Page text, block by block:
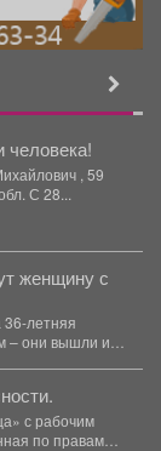
человека!
, 59
лет, г. #Белово , #Кемеровская обл. С 28...
женщину с
36-летняя
– они вышли из
с рабочим
по правам